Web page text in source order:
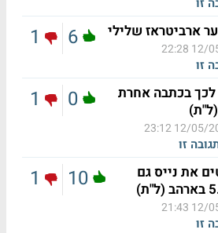
ארביטראז שלילי
12/05/
זו
6
1
בכתבה אחרת
12/05/2026
זו
0
1
את נייס גם
12/05/
זו
10
1